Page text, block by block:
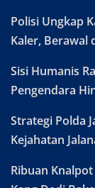
Polisi Ungkap
Kaler, Berawal
Sisi Humanis
Pengendara
Strategi Polda
Kejahatan
Ribuan